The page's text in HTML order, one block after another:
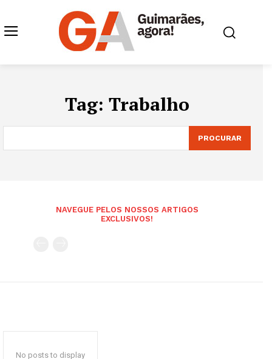
Tag: Trabalho
PROCURAR
NAVEGUE PELOS NOSSOS ARTIGOS
EXCLUSIVOS!
No posts to display